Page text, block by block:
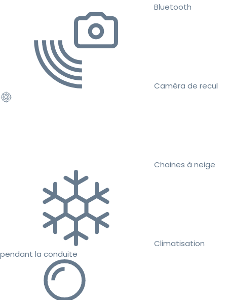
Bluetooth
Caméra de recul
Chaines à neige
Climatisation
pendant la conduite